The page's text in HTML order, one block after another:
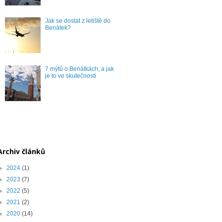
Jak se dostat z letiště do
Benátek?
7 mýtů o Benátkách, a jak
je to ve skutečnosti
článků
2024 (1)
2023 (7)
2022 (5)
2021 (2)
2020 (14)